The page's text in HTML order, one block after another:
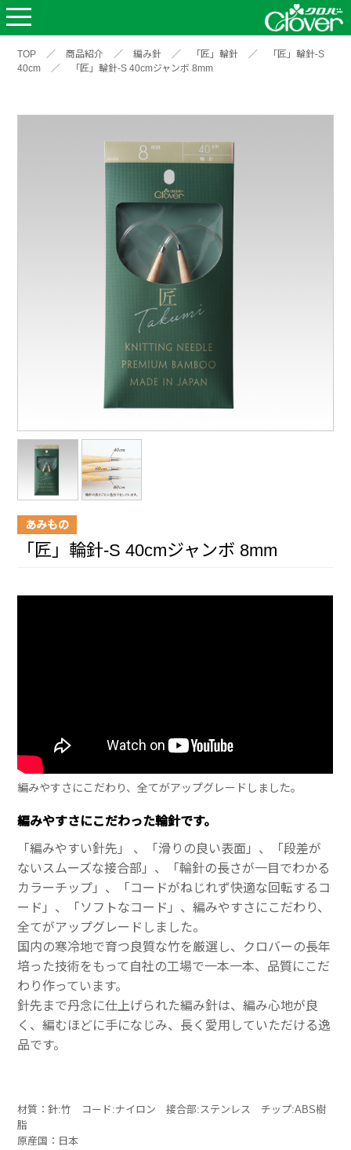
TOP ／ 商品紹介 ／ 編み針 ／ 「匠」輪針 ／
「匠」輪針-S
40cm
／ 「匠」輪針-S 40cmジャンボ 8mm
あみもの
「匠」輪針-S 40cmジャンボ 8mm
編みやすさにこだわり、全てがアップグレードしました。
編みやすさにこだわった輪針です。
「編みやすい針先」 、「滑りの良い表面」、「段差が
ないスムーズな接合部」、「輪針の長さが一目でわかる
カラーチップ」、「コードがねじれず快適な回転するコ
ード」、「ソフトなコード」、編みやすさにこだわり、
全てがアップグレードしました。
国内の寒冷地で育つ良質な竹を厳選し、クロバーの長年
培った技術をもって自社の工場で一本一本、品質にこだ
わり作っています。
針先まで丹念に仕上げられた編み針は、編み心地が良
く、編むほどに手になじみ、長く愛用していただける逸
品です。
材質：針:竹 コード:ナイロン 接合部:ステンレス チップ:ABS樹
脂
原産国：日本